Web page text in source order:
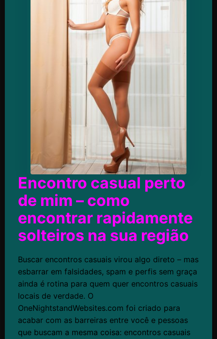
Encontro casual perto
de mim – como
encontrar rapidamente
solteiros na sua região
Buscar encontros casuais virou algo direto – mas
esbarrar em falsidades, spam e perfis sem graça
ainda é rotina para quem quer encontros casuais
locais de verdade. O
OneNightstandWebsites.com foi criado para
acabar com as barreiras entre você e pessoas
que buscam a mesma coisa: encontros casuais